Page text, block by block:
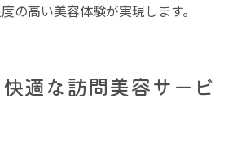
の高い美容体験が実現します。
適な訪問美容サービ